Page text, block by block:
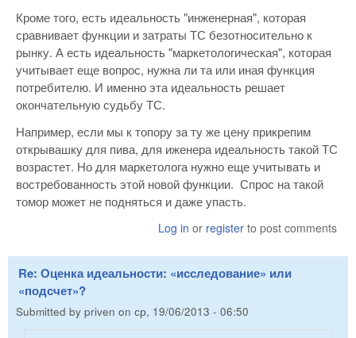
Кроме того, есть идеальность "инженерная", которая
сравнивает функции и затраты ТС безотносительно к
рынку. А есть идеальность "маркетологическая", которая
учитывает еще вопрос, нужна ли та или иная функция
потребителю. И именно эта идеальность решает
окончательную судьбу ТС.
Например, если мы к топору за ту же цену прикрепим
открывашку для пива, для иженера идеальность такой ТС
возрастет. Но для маркетолога нужно еще учитывать и
востребованность этой новой функции. Спрос на такой
томор может не подняться и даже упасть.
Log in or register to post comments
Re: Оценка идеальности: «исследование» или
«подсчет»?
Submitted by priven on ср, 19/06/2013 - 06:50